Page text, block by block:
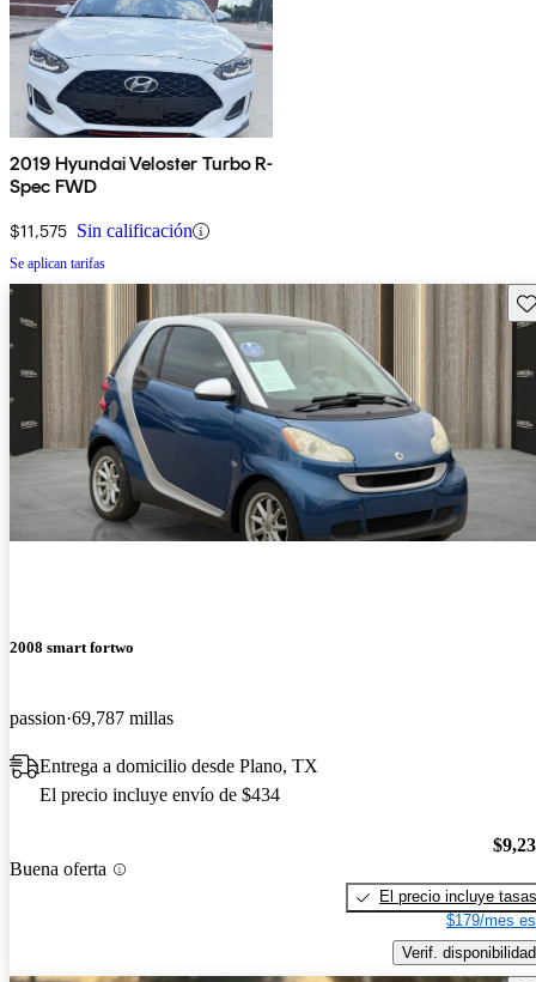
2019 Hyundai Veloster Turbo R-
Spec FWD
$11,575 Sin calificación
Se aplican tarifas
2008 smart fortwo
passion 69,787 millas
Entrega a domicilio desde Plano, TX
El precio incluye envío de $434
Buena oferta
El precio incluye tasas
$179/mes
Verif. disponibilidad